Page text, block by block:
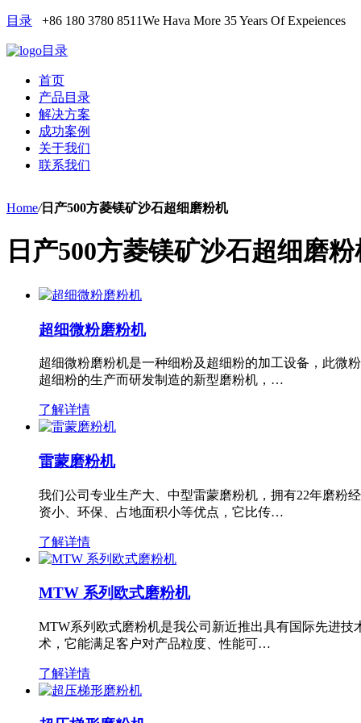
目录 +86 180 3780 8511We Hava More 35 Years Of Expeiences
目录
首页
产品目录
解决方案
成功案例
关于我们
联系我们
Home/日产500方菱镁矿沙石超细磨粉机
日产500方菱镁矿沙石超细磨粉
超细微粉磨粉机
超细微粉磨粉机是一种细粉及超细粉的加工设备，此微
超细粉的生产而研发制造的新型磨粉机，…
了解详情
雷蒙磨粉机
我们公司专业生产大、中型雷蒙磨粉机，拥有22年磨粉
资小、环保、占地面积小等优点，它比传…
了解详情
MTW 系列欧式磨粉机
MTW系列欧式磨粉机是我公司新近推出具有国际先进
术，它能满足客户对产品粒度、性能可…
了解详情